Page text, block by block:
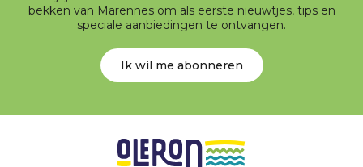
bekken van Marennes om als eerste nieuwtjes, tips en
speciale aanbiedingen te ontvangen.
Ik wil me abonneren